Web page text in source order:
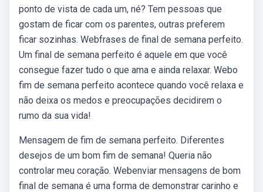
ponto de vista de cada um, né? Tem pessoas que
gostam de ficar com os parentes, outras preferem
ficar sozinhas. Webfrases de final de semana perfeito.
Um final de semana perfeito é aquele em que você
consegue fazer tudo o que ama e ainda relaxar. Webo
fim de semana perfeito acontece quando você relaxa e
não deixa os medos e preocupações decidirem o
rumo da sua vida!
Mensagem de fim de semana perfeito. Diferentes
desejos de um bom fim de semana! Queria não
controlar meu coração. Webenviar mensagens de bom
final de semana é uma forma de demonstrar carinho e